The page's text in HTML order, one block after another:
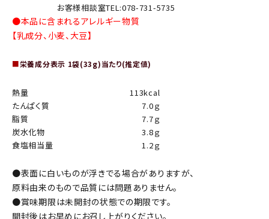
お客様相談室TEL:078-731-5735
●本品に含まれるアレルギー物質
【乳成分、小麦、大豆】
■栄養成分表示 1袋(33g)当たり(推定値)
熱量
113kcal
たんぱく質
7.0ｇ
脂質
7.7ｇ
炭水化物
3.8ｇ
食塩相当量
1.2ｇ
●表面に白いものが浮きでる場合がありますが、
原料由来のもので品質には問題ありません。
●賞味期限は未開封の状態での期限です。
開封後はお早めにお召し上がりください。